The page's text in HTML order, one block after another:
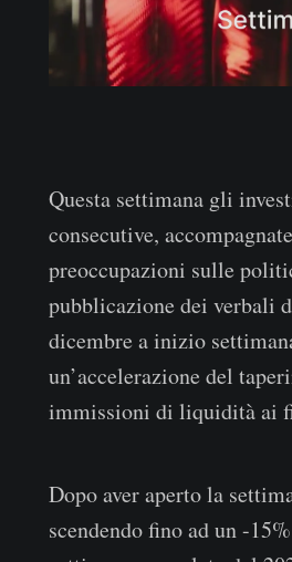
Questa settimana gli
consecutive,
preoccupazioni sulle
pubblicazione dei verbali
dicembre a inizio
un’accelerazione del
immissioni di liquidità ai
Dopo aver aperto la
scendendo fino ad un -